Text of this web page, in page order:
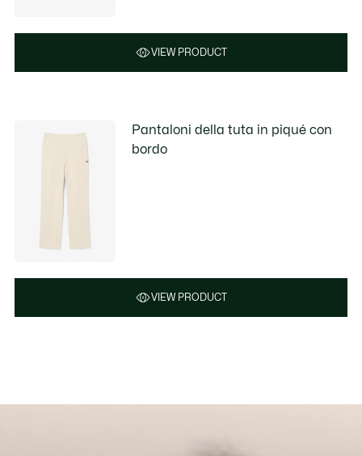
VIEW PRODUCT
Pantaloni della tuta in piqué con
bordo
VIEW PRODUCT